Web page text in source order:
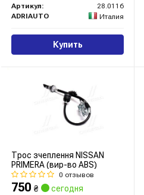
Артикул:
28.0116
ADRIAUTO
Италия
Купить
Трос зчеплення NISSAN
PRIMERA (вир-во ABS)
0 отзывов
750 ₴ сегодня